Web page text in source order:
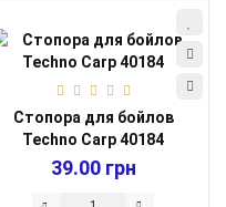
Стопора для бойлов
Techno Carp 40184
39.00 грн